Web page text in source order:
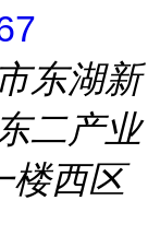
东湖新
二产业
楼西区